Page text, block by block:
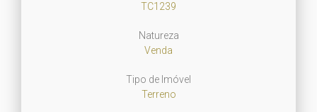
TC1239
Natureza
Venda
Tipo de Imóvel
Terreno